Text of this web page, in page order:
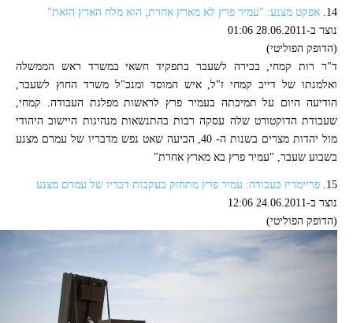
14. אפקט מצנע: "עמיר פרץ לא מארץ אחרת, הוא מלח הארץ הזאת"
נוצר ב-28.06.2011 01:06
(הדופק הפוליטי)
ד"ר רות קמחי, בכירה לשעבר בתפקיד חשאי במשרד ראש הממשלה
ואלמנתו של דייב קמחי ז"ל, איש המוסד ומנכ"ל משרד החוץ לשעבר,
הודיעה היום על תמיכתה בעמיר פרץ לראשות מפלגת העבודה. קמחי,
שעבודת הדוקטורט שלה עסקה רבות בהתנשאות מנהיגות היישוב היהודי
מול יהדות מצרים בשנות ה- 40, הביעה שאט נפש מדבריו של עמרם מצנע
בשבוע שעבר, "עמיר פרץ בא מארץ אחרת"
15. פריימריז בעבודה: עמיר פרץ מתחזק בעקבות דבריו של עמרם מצנע
נוצר ב-24.06.2011 12:06
(הדופק הפוליטי)